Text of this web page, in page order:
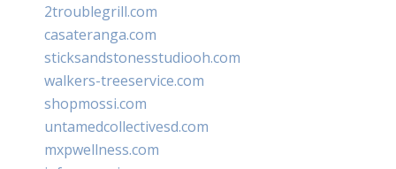
2troublegrill.com
casateranga.com
sticksandstonesstudiooh.com
walkers-treeservice.com
shopmossi.com
untamedcollectivesd.com
mxpwellness.com